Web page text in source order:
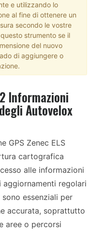
e utilizzando lo
al fine di ottenere un
secondo le vostre
strumento se il
del nuovo
di aggiungere o
Informazioni
Autovelox
GPS Zenec ELS
cartografica
alle informazioni
regolari
essenziali per
accurata, soprattutto
aree o percorsi